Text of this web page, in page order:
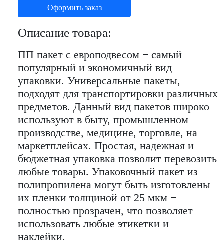
Описание товара:
ПП пакет с европодвесом − самый
популярный и экономичный вид
упаковки. Универсальные пакеты,
подходят для транспортировки различных
предметов. Данный вид пакетов широко
используют в быту, промышленном
производстве, медицине, торговле, на
маркетплейсах. Простая, надежная и
бюджетная упаковка позволит перевозить
любые товары. Упаковочный пакет из
полипропилена могут быть изготовлены
их пленки толщиной от 25 мкм −
полностью прозрачен, что позволяет
использовать любые этикетки и
наклейки.